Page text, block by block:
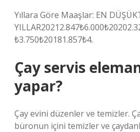
Yıllara Göre Maaşlar: EN
₺3.750₺20181.857₺4.
Çay servis
yapar?
Çay evini düzenler ve temizler.
büronun içini temizler ve